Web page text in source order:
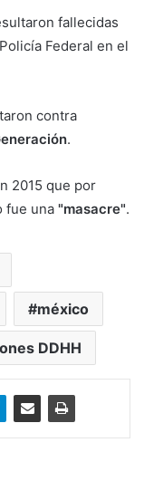
fallecidas
Federal en el
contra
.
2015 que por
fue una "masacre".
méxico
DDHH